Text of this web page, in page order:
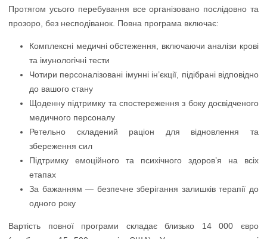
Протягом усього перебування все організовано послідовно та
прозоро, без несподіванок. Повна програма включає:
Комплексні медичні обстеження, включаючи аналізи крові
та імунологічні тести
Чотири персоналізовані імунні ін’єкції, підібрані відповідно
до вашого стану
Щоденну підтримку та спостереження з боку досвідченого
медичного персоналу
Ретельно складений раціон для відновлення та
збереження сил
Підтримку емоційного та психічного здоров’я на всіх
етапах
За бажанням — безпечне зберігання залишків терапії до
одного року
Вартість повної програми складає близько 14 000 євро